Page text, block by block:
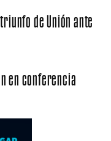
de Unión ante
en conferencia